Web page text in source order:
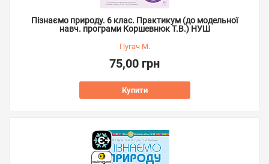
Пізнаємо природу. 6 клас. Практикум (до модельної
навч. програми Коршевнюк Т.В.) НУШ
Пугач М.
75,00 грн
Купити